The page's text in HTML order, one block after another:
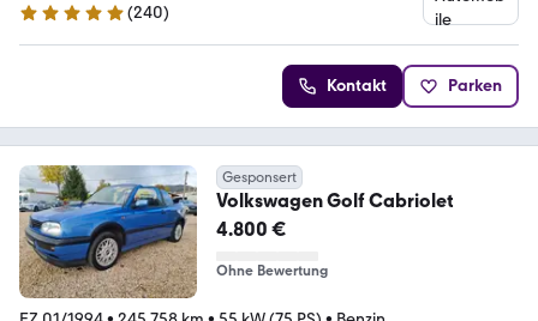
4.8 Sterne
(240)
Kontakt Parken
Gesponsert
Volkswagen Golf Cabriolet
4.800 €
Ohne Bewertung